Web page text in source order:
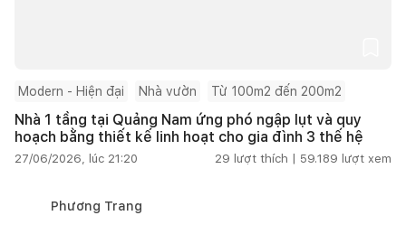
Modern - Hiện đại Nhà vườn Từ 100m2 đến 200m2
Nhà 1 tầng tại Quảng Nam ứng phó ngập lụt và quy
hoạch bằng thiết kế linh hoạt cho gia đình 3 thế hệ
27/06/2026, lúc 21:20 29 lượt thích | 59.189 lượt xem
Phương Trang